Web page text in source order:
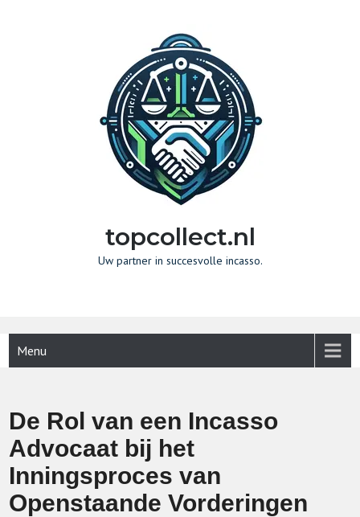
topcollect.nl
Uw partner in succesvolle incasso.
Menu
De Rol van een Incasso
Advocaat bij het
Inningsproces van
Openstaande Vorderingen